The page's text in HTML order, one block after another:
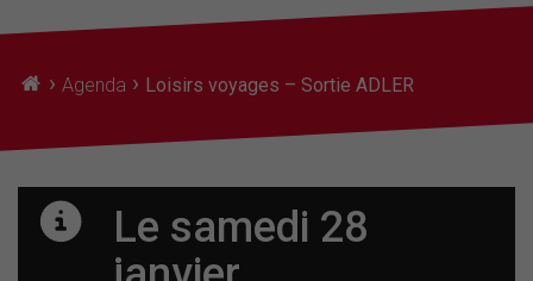
› Agenda › Loisirs voyages – Sortie ADLER
Le samedi 28